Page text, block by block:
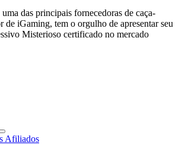
das principais fornecedoras de caça-
de iGaming, tem o orgulho de apresentar seu
Misterioso certificado no mercado
Afiliados